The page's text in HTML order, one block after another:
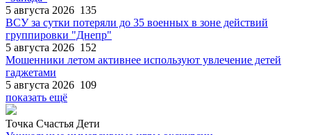
5 августа 2026 135
ВСУ за сутки потеряли до 35 военных в зоне действий
группировки "Днепр"
5 августа 2026 152
Мошенники летом активнее используют увлечение детей
гаджетами
5 августа 2026 109
показать ещё
Точка Счастья Дети